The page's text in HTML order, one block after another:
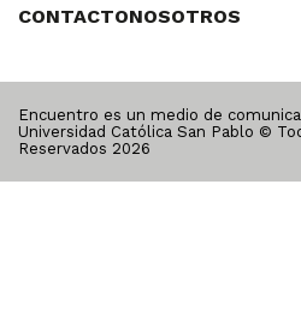
CONTACTONOSOTROS
Encuentro es un medio de
Universidad Católica San Pablo ©
Reservados 2026